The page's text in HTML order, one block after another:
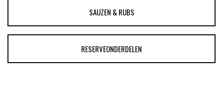
SAUZEN & RUBS
RESERVEONDERDELEN